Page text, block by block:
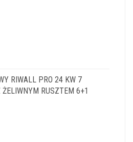
RIWALL PRO 24 KW 7
ŻELIWNYM RUSZTEM 6+1